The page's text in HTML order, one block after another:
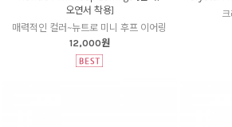
오연서 착용]
매력적인 컬러~뉴트로 미니 후프 이어링
12,000원